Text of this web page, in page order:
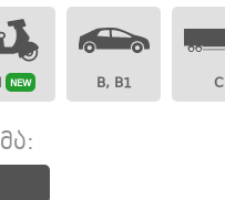
NEW B, B1 C